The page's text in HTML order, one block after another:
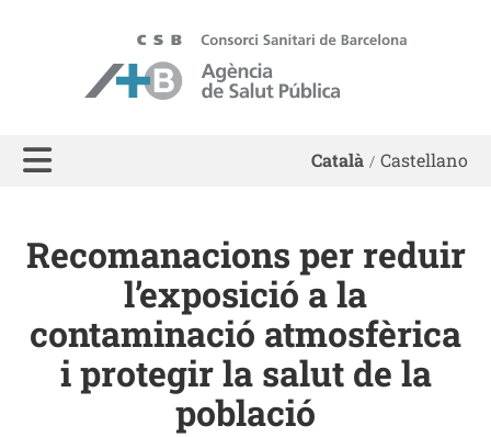
ASPB - Agència de Salut Pública de Barcelona
Català Castellano
Recomanacions per reduir
l’exposició a la
contaminació atmosfèrica
i protegir la salut de la
població